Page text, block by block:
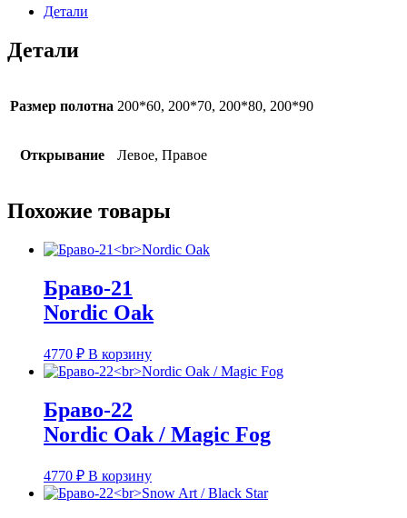
Детали
Детали
Размер полотна 200*60, 200*70, 200*80, 200*90
Открывание Левое, Правое
Похожие товары
Браво-21
Nordic Oak
4770 ₽ В корзину
Браво-22
Nordic Oak / Magic Fog
4770 ₽ В корзину